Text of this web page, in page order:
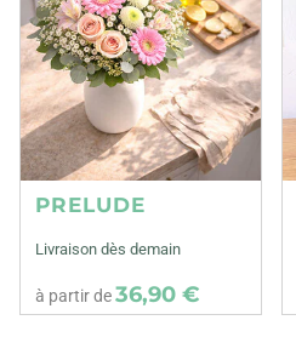
PRELUDE
Livraison dès demain
à partir de36,90 €